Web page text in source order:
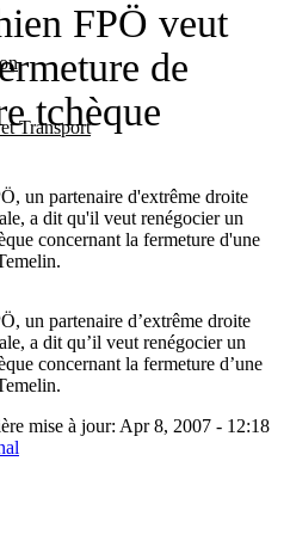
Transport
FPÖ veut
de
tchèque
un partenaire d'extrême droite
a dit qu'il veut renégocier un
concernant la fermeture d'une
un partenaire d’extrême droite
a dit qu’il veut renégocier un
concernant la fermeture d’une
mise à jour: Apr 8, 2007 - 12:18